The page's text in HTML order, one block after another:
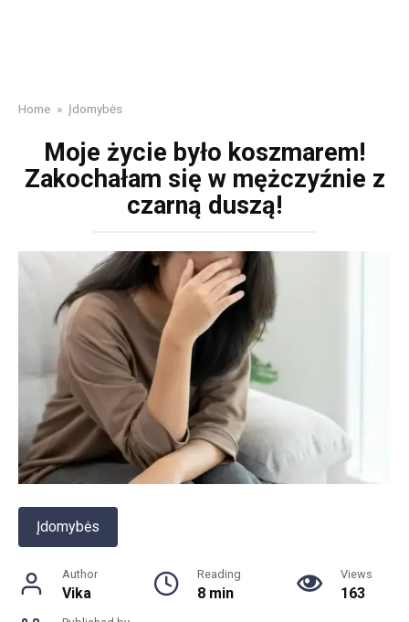
Home » Įdomybės
Moje życie było koszmarem!
Zakochałam się w mężczyźnie z
czarną duszą!
Įdomybės
Author
Vika
Reading
8 min
Views
163